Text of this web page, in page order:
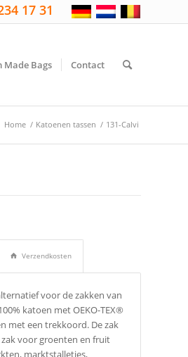
17 31
Made Bags Contact
Home / Katoenen tassen / 131-Calvi
Verzendkosten
voor de zakken van
katoen met OEKO-TEX®
met een trekkoord. De zak
voor groenten en fruit
marktstalletjes,